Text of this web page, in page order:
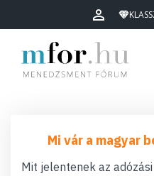
Mi vár a magyar
Mit jelentenek az